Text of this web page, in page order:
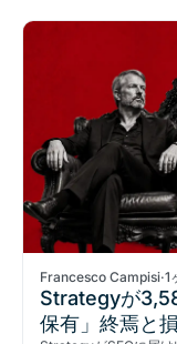
Francesco Campisi·1
Strategyが
保有」終焉と